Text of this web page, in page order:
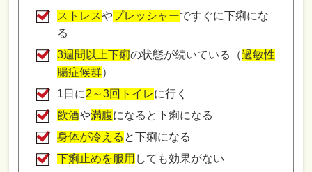
ストレスやプレッシャーですぐに下痢にな
る
3週間以上下痢の状態が続いている（過敏性
腸症候群）
1日に2～3回トイレに行く
飲酒や満腹になると下痢になる
身体が冷える と下痢になる
下痢止めを服用 しても効果がない